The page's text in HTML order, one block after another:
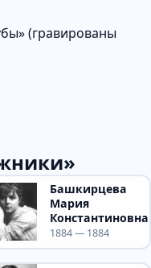
(гравированы
Башкирцева
Мария
Константиновна
1884 — 1884